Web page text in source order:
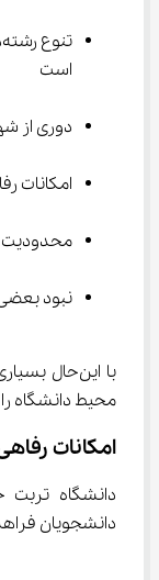
است
دوری از
امکانات
محدودیت
نبود بعضی
با این‌حال
محیط دانشگاه را بر این
امکانات
دانشگاه تربت
دانشجویان